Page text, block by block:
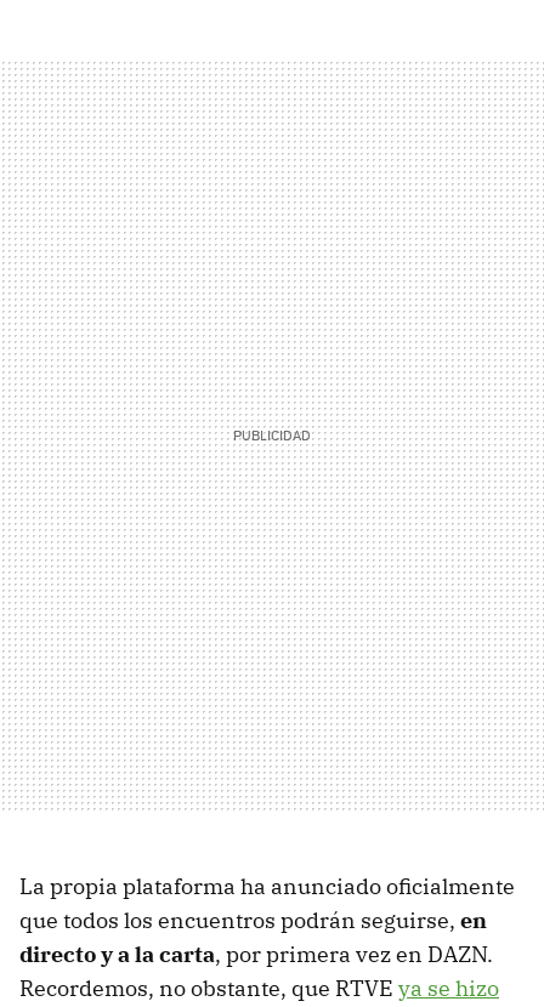
La propia plataforma ha anunciado oficialmente
que todos los encuentros podrán seguirse, en
directo y a la carta, por primera vez en DAZN.
Recordemos, no obstante, que RTVE ya se hizo